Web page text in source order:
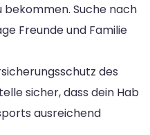
Suche nach
Freunde und Familie
des
sicher, dass dein Hab
ausreichend